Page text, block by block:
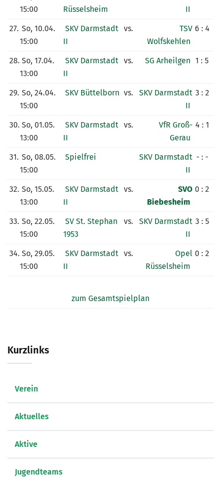
15:00
Rüsselsheim
II
27. So, 10.04.
15:00
SKV Darmstadt
II
vs.
TSV
Wolfskehlen
6 : 4
28. So, 17.04.
13:00
SKV Darmstadt
II
vs. SG Arheilgen 1 : 5
29. So, 24.04.
15:00
SKV Büttelborn vs.
SKV Darmstadt
II
3 : 2
30. So, 01.05.
13:00
SKV Darmstadt
II
vs.
VfR Groß-
Gerau
4 : 1
31. So, 08.05.
15:00
Spielfrei
SKV Darmstadt
II
- : -
32. So, 15.05.
13:00
SKV Darmstadt
II
vs.
SVO
Biebesheim
0 : 2
33. So, 22.05.
15:00
SV St. Stephan
1953
vs.
SKV Darmstadt
II
3 : 5
34. So, 29.05.
15:00
SKV Darmstadt
II
vs.
Opel
Rüsselsheim
0 : 2
zum Gesamtspielplan
Kurzlinks
Verein
Aktuelles
Aktive
Jugendteams